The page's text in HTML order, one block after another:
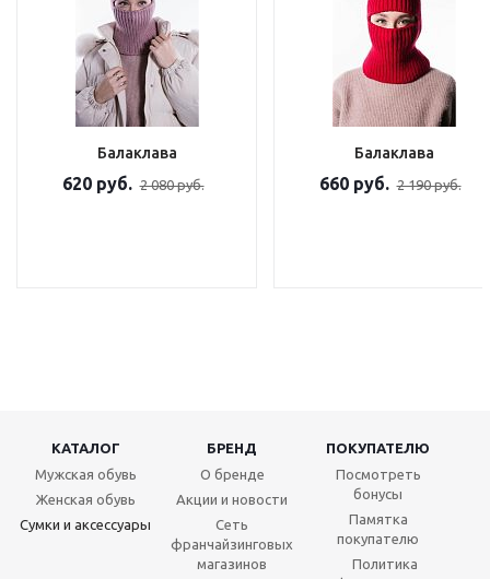
Балаклава
620 руб. 2 080 руб.
Балаклава
660 руб. 2 190 руб.
КАТАЛОГ БРЕНД
ПОКУПАТЕЛЮ
Мужская обувь
Женская обувь
Сумки и аксессуары
О бренде
Акции и новости
Сеть
франчайзинговых
магазинов
Посмотреть
бонусы
Памятка
покупателю
Политика